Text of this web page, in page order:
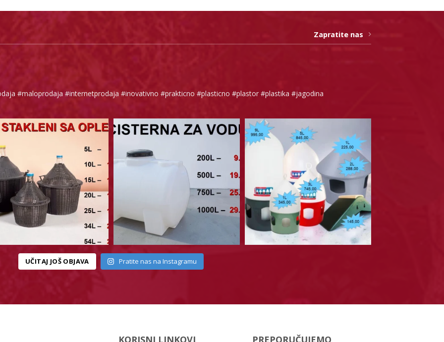
Zapratite nas
#maloprodaja #internetprodaja #inovativno #prakticno #plasticno #plastor #plastika #jagodina
UČITAJ JOŠ OBJAVA Pratite nas na Instagramu
KORISNI LINKOVI PREPORUČUJEMO